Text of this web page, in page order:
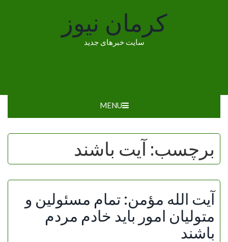
کرمان نیوز
سایت خبرهای جدید
MENU
برچسب: آیت باشند
آیت الله مؤمن: تمام مسئولین و
متولیان امور باید خادم مردم
باشند